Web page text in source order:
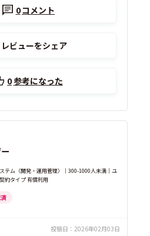
0コメント
レビューをシェア
0参考になった
テム（開発・運用管理）｜300-1000人未満｜ユ
約タイプ 有償利用
投稿日： 2026年02月03日